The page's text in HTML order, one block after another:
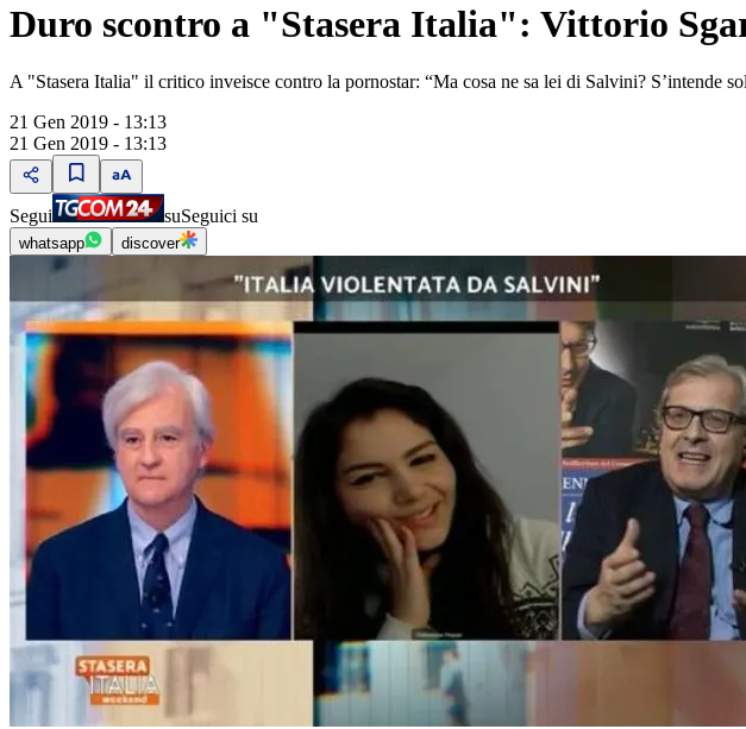
Duro scontro a "Stasera Italia": Vittorio
A "Stasera Italia" il critico inveisce contro la pornostar: “Ma cosa ne sa lei di Salvini? S’intende
21 Gen 2019 - 13:13
21 Gen 2019 - 13:13
Segui suSeguici su
whatsapp discover